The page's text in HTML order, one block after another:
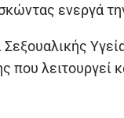
ενεργά
που λειτουργεί